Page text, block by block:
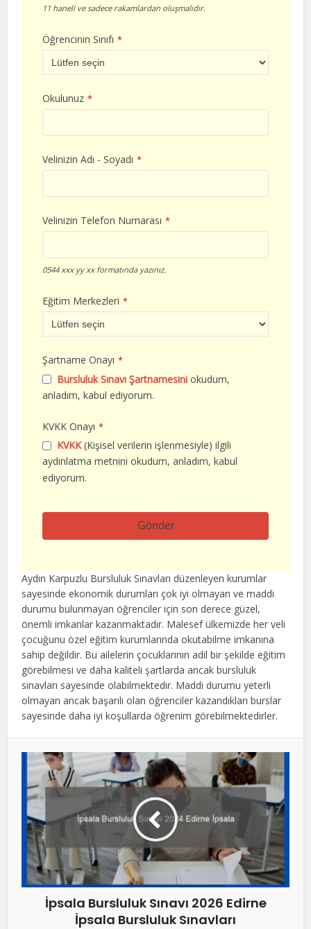
11 haneli ve sadece rakamlardan oluşmalıdır.
Öğrencinin Sınıfı *
Okulunuz *
Velinizin Adı - Soyadı *
Velinizin Telefon Numarası *
0544 xxx yy xx formatında yazınız.
Eğitim Merkezleri *
Şartname Onayı *
Bursluluk Sınavı Şartnamesini okudum,
anladım, kabul ediyorum.
KVKK Onayı *
KVKK(Kişisel verilerin işlenmesiyle) ilgili
aydınlatma metnini okudum, anladım, kabul
ediyorum.
Gönder
alan
boş
bırakılmalıdır
Aydın Karpuzlu Bursluluk Sınavları düzenleyen kurumlar
sayesinde ekonomik durumları çok iyi olmayan ve maddi
durumu bulunmayan öğrenciler için son derece güzel,
önemli imkanlar kazanmaktadır. Malesef ülkemizde her veli
çocuğunu özel eğitim kurumlarında okutabilme imkanına
sahip değildir. Bu ailelerin çocuklarının adil bir şekilde eğitim
görebilmesi ve daha kaliteli şartlarda ancak bursluluk
sınavları sayesinde olabilmektedir. Maddi durumu yeterli
olmayan ancak başarılı olan öğrenciler kazandıkları burslar
sayesinde daha iyi koşullarda öğrenim görebilmektedirler.
İpsala Bursluluk Sınavı 2026 Edirne
İpsala Bursluluk Sınavları